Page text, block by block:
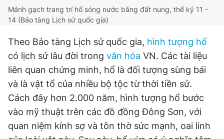
Mảnh gạch trang trí hổ sóng nước bằng đất nung, thế kỷ 11 -
14 (Bảo tàng Lịch sử quốc gia)
Theo Bảo tàng Lịch sử quốc gia, hình tượng hổ
có lịch sử lâu đời trong văn hóa VN. Các tài liệu
liên quan chứng minh, hổ là đối tượng sùng bái
và là vật tổ của nhiều bộ tộc từ thời tiền sử.
Cách đây hơn 2.000 năm, hình tượng hổ bước
vào mỹ thuật trên các đồ đồng Đông Sơn, với
quan niệm kính sợ và tôn thờ sức mạnh, oai linh